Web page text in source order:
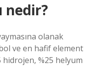
nedir?
yaymasına olanak
ve en hafif element
hidrojen, %25 helyum